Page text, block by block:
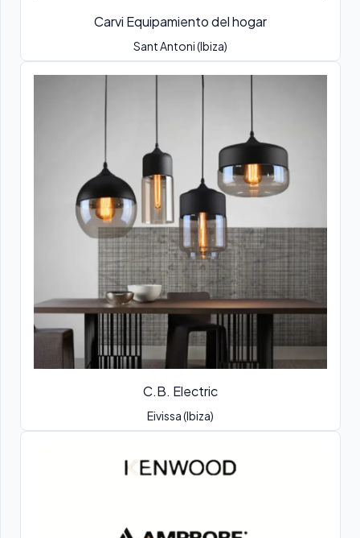
Carvi Equipamiento del hogar
Sant Antoni (Ibiza)
C.B. Electric
Eivissa (Ibiza)